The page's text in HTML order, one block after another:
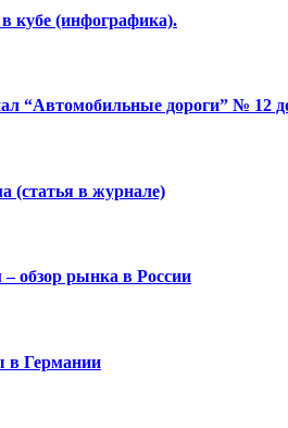
кубе (инфографика).
дороги” № 12
(статья в журнале)
обзор рынка в России
в Германии